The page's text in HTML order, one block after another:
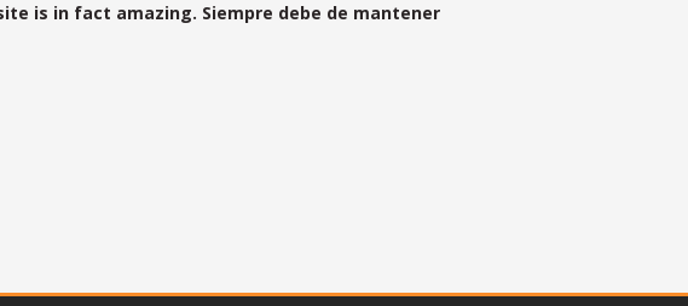
is in fact amazing. Siempre debe de mantener